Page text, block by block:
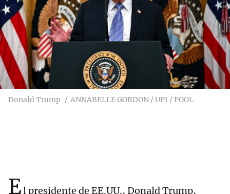
Donald Trump ANNABELLE GORDON / UPI / POOL
El presidente de EE.UU., Donald Trump,